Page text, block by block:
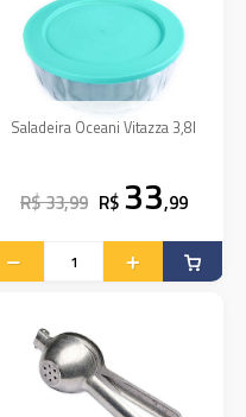
Saladeira Oceani Vitazza 3,8l
R$ 33,99 R$ 33,99